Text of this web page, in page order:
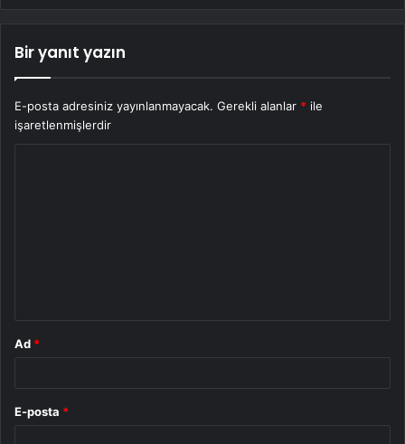
Bir yanıt yazın
E-posta adresiniz yayınlanmayacak. Gerekli alanlar * ile
işaretlenmişlerdir
Ad *
E-posta *